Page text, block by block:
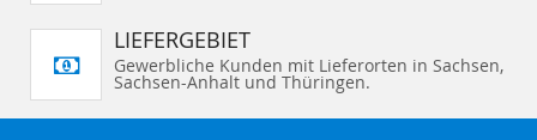
LIEFERGEBIET
Gewerbliche Kunden mit Lieferorten in Sachsen,
Sachsen-Anhalt und Thüringen.